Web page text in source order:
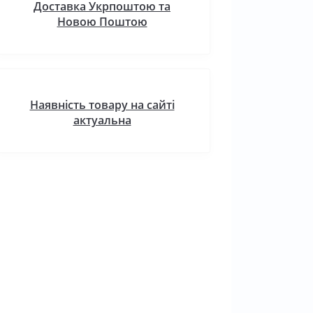
Доставка Укрпоштою та
Новою Поштою
Наявність товару на сайті
актуальна